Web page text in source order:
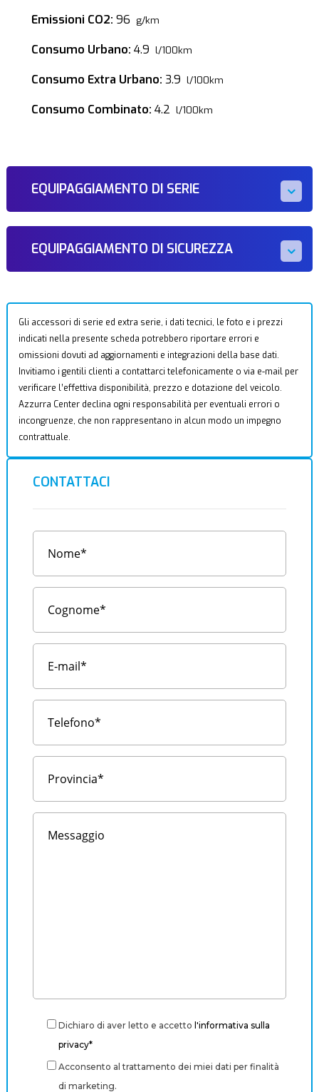
Emissioni CO2: 96 g/km
Consumo Urbano: 4.9 l/100km
Consumo Extra Urbano: 3.9 l/100km
Consumo Combinato: 4.2 l/100km
EQUIPAGGIAMENTO DI SERIE
EQUIPAGGIAMENTO DI SICUREZZA
Gli accessori di serie ed extra serie, i dati tecnici, le foto e i prezzi
indicati nella presente scheda potrebbero riportare errori e
omissioni dovuti ad aggiornamenti e integrazioni della base dati.
Invitiamo i gentili clienti a contattarci telefonicamente o via e-mail per
verificare l’effettiva disponibilità, prezzo e dotazione del veicolo.
Azzurra Center declina ogni responsabilità per eventuali errori o
incongruenze, che non rappresentano in alcun modo un impegno
contrattuale.
CONTATTACI
Dichiaro di aver letto e accetto l'informativa sulla
privacy*
Acconsento al trattamento dei miei dati per finalità
di marketing.